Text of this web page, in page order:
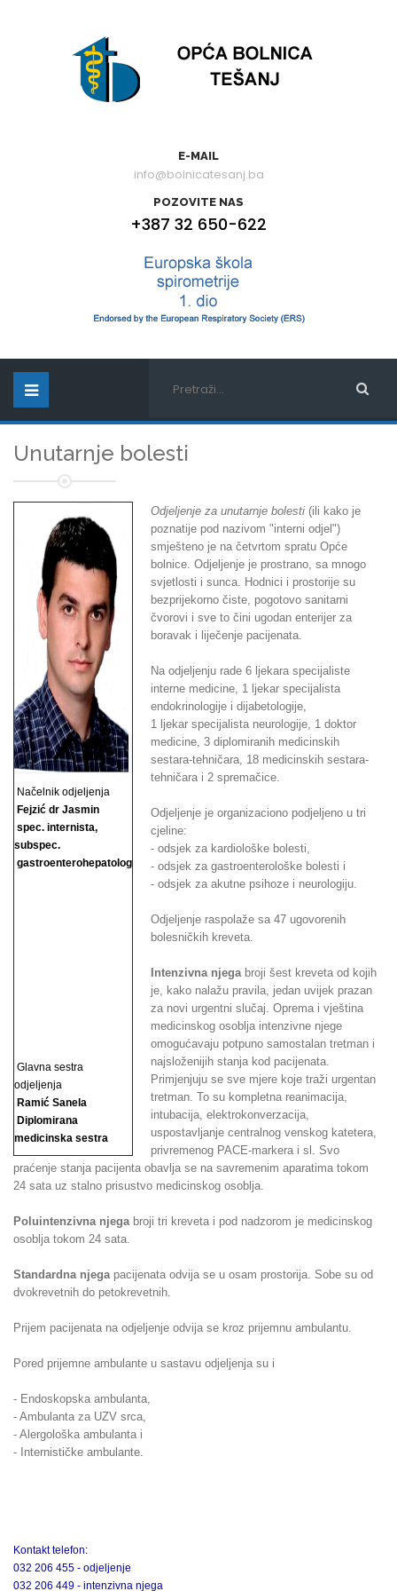
E-MAIL
info@bolnicatesanj.ba
POZOVITE NAS
+387 32 650-622
Unutarnje bolesti
Načelnik odjeljenja
Fejzić dr Jasmin
spec. internista,
subspec.
gastroenterohepatolog
Glavna sestra
odjeljenja
Ramić Sanela
Diplomirana
medicinska sestra
Odjeljenje za unutarnje bolesti (ili kako je
poznatije pod nazivom "interni odjel")
smješteno je na četvrtom spratu Opće
bolnice. Odjeljenje je prostrano, sa mnogo
svjetlosti i sunca. Hodnici i prostorije su
bezprijekorno čiste, pogotovo sanitarni
čvorovi i sve to čini ugodan enterijer za
boravak i liječenje pacijenata.
Na odjeljenju rade 6 ljekara specijaliste
interne medicine, 1 ljekar specijalista
endokrinologije i dijabetologije,
1 ljekar specijalista neurologije, 1 doktor
medicine, 3 diplomiranih medicinskih
sestara-tehničara, 18 medicinskih sestara-
tehničara i 2 spremačice.
Odjeljenje je organizaciono podjeljeno u tri
cjeline:
- odsjek za kardiološke bolesti,
- odsjek za gastroenterološke bolesti i
- odsjek za akutne psihoze i neurologiju.
Odjeljenje raspolaže sa 47 ugovorenih
bolesničkih kreveta.
Intenzivna njegabroji šest kreveta od kojih
je, kako nalažu pravila, jedan uvijek prazan
za novi urgentni slučaj. Oprema i vještina
medicinskog osoblja intenzivne njege
omogućavaju potpuno samostalan tretman i
najsloženijih stanja kod pacijenata.
Primjenjuju se sve mjere koje traži urgentan
tretman. To su kompletna reanimacija,
intubacija, elektrokonverzacija,
uspostavljanje centralnog venskog katetera,
privremenog PACE-markera i sl. Svo
praćenje stanja pacijenta obavlja se na savremenim aparatima tokom
24 sata uz stalno prisustvo medicinskog osoblja.
Poluintenzivna njegabroji tri kreveta i pod nadzorom je medicinskog
osoblja tokom 24 sata.
Standardna njegapacijenata odvija se u osam prostorija. Sobe su od
dvokrevetnih do petokrevetnih.
Prijem pacijenata na odjeljenje odvija se kroz prijemnu ambulantu.
Pored prijemne ambulante u sastavu odjeljenja su i
- Endoskopska ambulanta,
- Ambulanta za UZV srca,
- Alergološka ambulanta i
- Internističke ambulante.
Kontakt telefon:
032 206 455 - odjeljenje
032 206 449 - intenzivna njega